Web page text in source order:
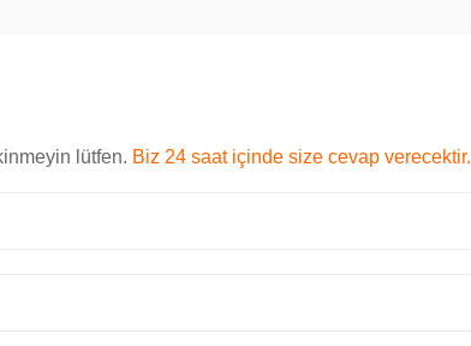
lütfen. Biz 24 saat içinde size cevap verecektir.